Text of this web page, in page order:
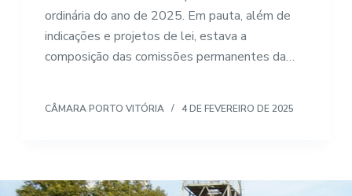
ordinária do ano de 2025. Em pauta, além de
indicações e projetos de lei, estava a
composição das comissões permanentes da…
CÂMARA PORTO VITÓRIA 4 DE FEVEREIRO DE 2025